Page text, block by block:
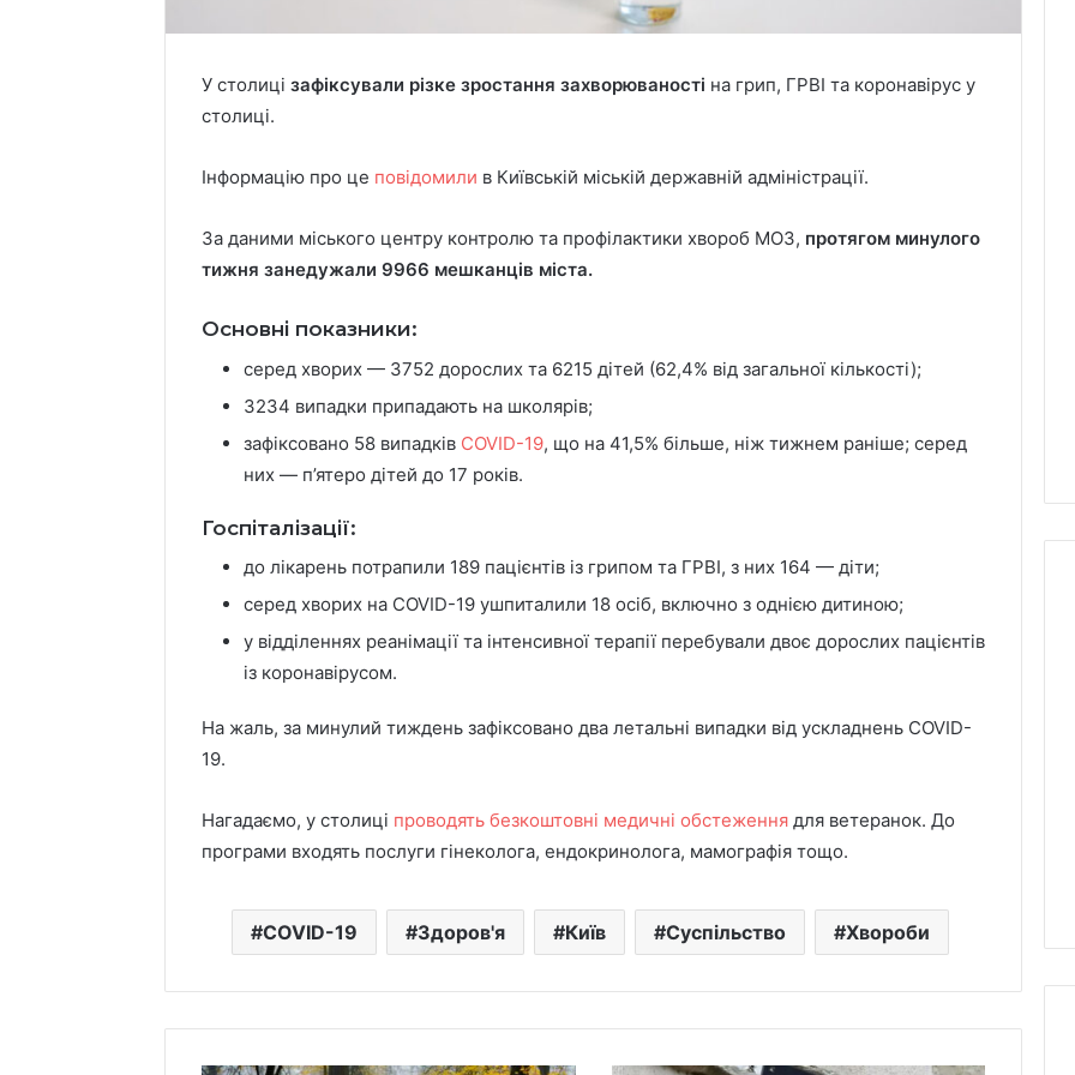
У столиці зафіксували різке зростання захворюваності на грип, ГРВІ та коронавірус у
столиці.
Інформацію про це повідомили в Київській міській державній адміністрації.
За даними міського центру контролю та профілактики хвороб МОЗ, протягом минулого
тижня занедужали 9966 мешканців міста.
Основні показники:
серед хворих — 3752 дорослих та 6215 дітей (62,4% від загальної кількості);
3234 випадки припадають на школярів;
зафіксовано 58 випадків COVID-19, що на 41,5% більше, ніж тижнем раніше; серед
них — п’ятеро дітей до 17 років.
Госпіталізації:
до лікарень потрапили 189 пацієнтів із грипом та ГРВІ, з них 164 — діти;
серед хворих на COVID-19 ушпиталили 18 осіб, включно з однією дитиною;
у відділеннях реанімації та інтенсивної терапії перебували двоє дорослих пацієнтів
із коронавірусом.
На жаль, за минулий тиждень зафіксовано два летальні випадки від ускладнень COVID-
19.
Нагадаємо, у столиці проводять безкоштовні медичні обстеження для ветеранок. До
програми входять послуги гінеколога, ендокринолога, мамографія тощо.
COVID-19 Здоров'я Київ Суспільство Хвороби
2 години тому
водосховищі олені
вийшли до людей
Київщині
працівниці
“Укрзалізниці”
Київщині забрав життя
працівниці
РФ
серпня
зросла:
Кількість жертв атаки
РФ на Київ 5 серпня